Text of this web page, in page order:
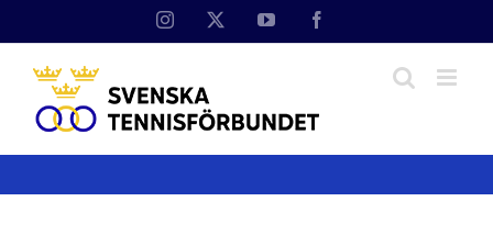
Instagram YouTube